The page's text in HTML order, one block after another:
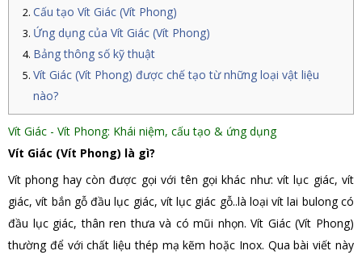
Cấu tạo Vít Giác (Vít Phong)
Ứng dụng của Vít Giác (Vít Phong)
Bảng thông số kỹ thuật
Vít Giác (Vít Phong) được chế tạo từ những loại vật liệu
nào?
Vít Giác - Vít Phong: Khái niệm, cấu tạo & ứng dụng
Vít Giác (Vít Phong) là gì?
Vít phong hay còn được gọi với tên gọi khác như: vít lục giác, vít
giác, vít bắn gỗ đầu lục giác, vít lục giác gỗ..là loại vít lai bulong có
đầu lục giác, thân ren thưa và có mũi nhọn. Vít Giác (Vít Phong)
thường để với chất liệu thép mạ kẽm hoặc Inox. Qua bài viết này